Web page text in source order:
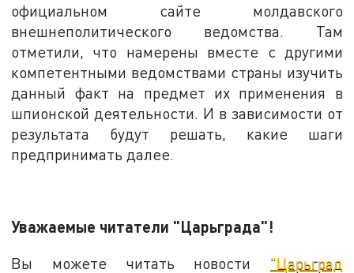
официальном сайте молдавского
внешнеполитического ведомства. Там
отметили, что намерены вместе с другими
компетентными ведомствами страны изучить
данный факт на предмет их применения в
шпионской деятельности. И в зависимости от
результата будут решать, какие шаги
предпринимать далее.
Уважаемые читатели "Царьграда"!
Вы можете читать новости "Царьград